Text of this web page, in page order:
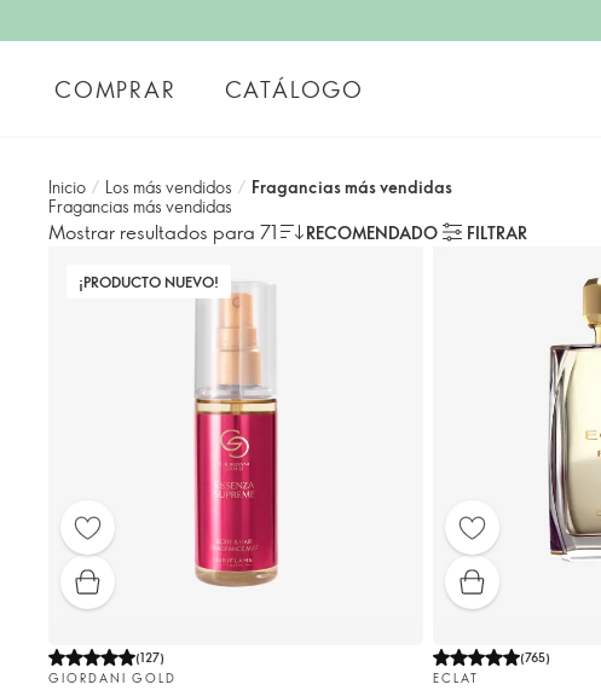
COMPRAR CATÁLOGO
Inicio / Los más vendidos / Fragancias más vendidas
Fragancias más vendidas
Mostrar resultados para 71 RECOMENDADO FILTRAR
¡PRODUCTO NUEVO!
(127)
GIORDANI GOLD
(765)
ECLAT